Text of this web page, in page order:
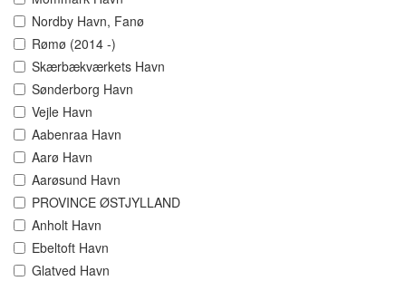
Nordby Havn, Fanø
Rømø (2014 -)
Skærbækværkets Havn
Sønderborg Havn
Vejle Havn
Aabenraa Havn
Aarø Havn
Aarøsund Havn
PROVINCE ØSTJYLLAND
Anholt Havn
Ebeltoft Havn
Glatved Havn